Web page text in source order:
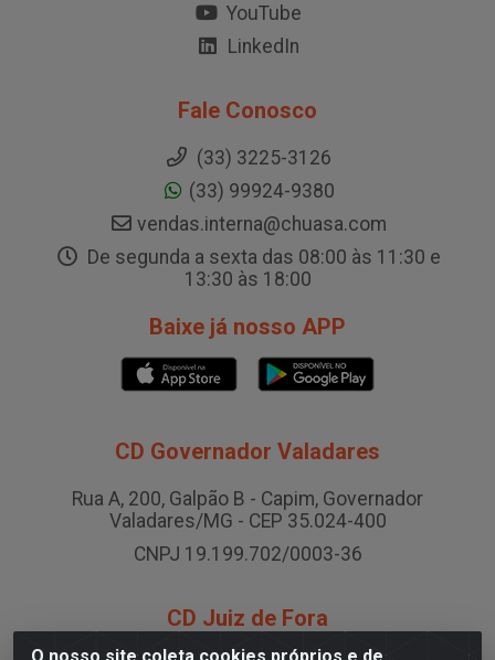
YouTube
LinkedIn
Fale Conosco
(33) 3225-3126
(33) 99924-9380
vendas.interna@chuasa.com
De segunda a sexta das 08:00 às 11:30 e
13:30 às 18:00
Baixe já nosso APP
CD Governador Valadares
Rua A, 200, Galpão B - Capim, Governador
Valadares/MG - CEP 35.024-400
CNPJ 19.199.702/0003-36
CD Juiz de Fora